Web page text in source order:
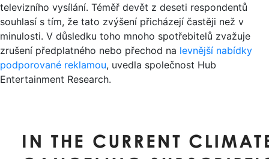
televizního vysílání. Téměř devět z deseti respondentů
souhlasí s tím, že tato zvýšení přicházejí častěji než v
minulosti. V důsledku toho mnoho spotřebitelů zvažuje
zrušení předplatného nebo přechod na levnější nabídky
podporované reklamou, uvedla společnost Hub
Entertainment Research.